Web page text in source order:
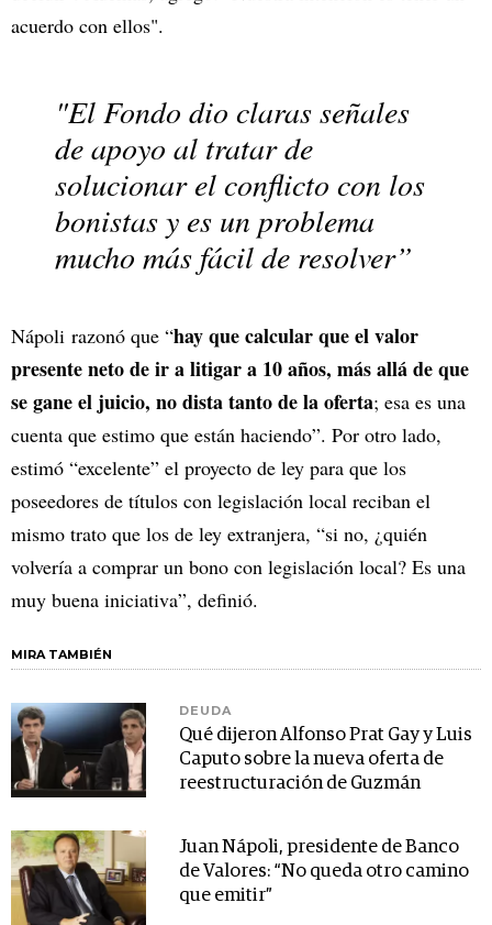
acuerdo con ellos".
"El Fondo dio claras señales
de apoyo al tratar de
solucionar el conflicto con los
bonistas y es un problema
mucho más fácil de resolver”
Nápoli razonó que “hay que calcular que el valor
presente neto de ir a litigar a 10 años, más allá de que
se gane el juicio, no dista tanto de la oferta; esa es una
cuenta que estimo que están haciendo”. Por otro lado,
estimó “excelente” el proyecto de ley para que los
poseedores de títulos con legislación local reciban el
mismo trato que los de ley extranjera, “si no, ¿quién
volvería a comprar un bono con legislación local? Es una
muy buena iniciativa”, definió.
MIRA TAMBIÉN
DEUDA
Qué dijeron Alfonso Prat Gay y Luis
Caputo sobre la nueva oferta de
reestructuración de Guzmán
Juan Nápoli, presidente de Banco
de Valores: “No queda otro camino
que emitir”